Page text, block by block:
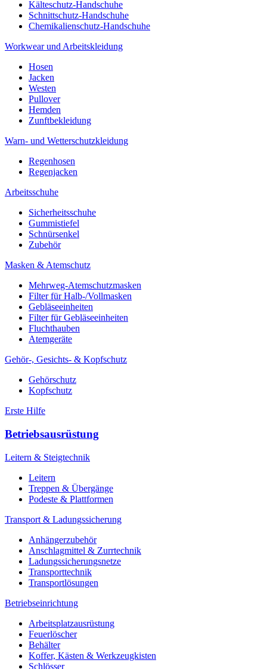
Kälteschutz-Handschuhe
Schnittschutz-Handschuhe
Chemikalienschutz-Handschuhe
Workwear und Arbeitskleidung
Hosen
Jacken
Westen
Pullover
Hemden
Zunftbekleidung
Warn- und Wetterschutzkleidung
Regenhosen
Regenjacken
Arbeitsschuhe
Sicherheitsschuhe
Gummistiefel
Schnürsenkel
Zubehör
Masken & Atemschutz
Mehrweg-Atemschutzmasken
Filter für Halb-/Vollmasken
Gebläseeinheiten
Filter für Gebläseeinheiten
Fluchthauben
Atemgeräte
Gehör-, Gesichts- & Kopfschutz
Gehörschutz
Kopfschutz
Erste Hilfe
Betriebsausrüstung
Leitern & Steigtechnik
Leitern
Treppen & Übergänge
Podeste & Plattformen
Transport & Ladungssicherung
Anhängerzubehör
Anschlagmittel & Zurrtechnik
Ladungssicherungsnetze
Transporttechnik
Transportlösungen
Betriebseinrichtung
Arbeitsplatzausrüstung
Feuerlöscher
Behälter
Koffer, Kästen & Werkzeugkisten
Schlösser